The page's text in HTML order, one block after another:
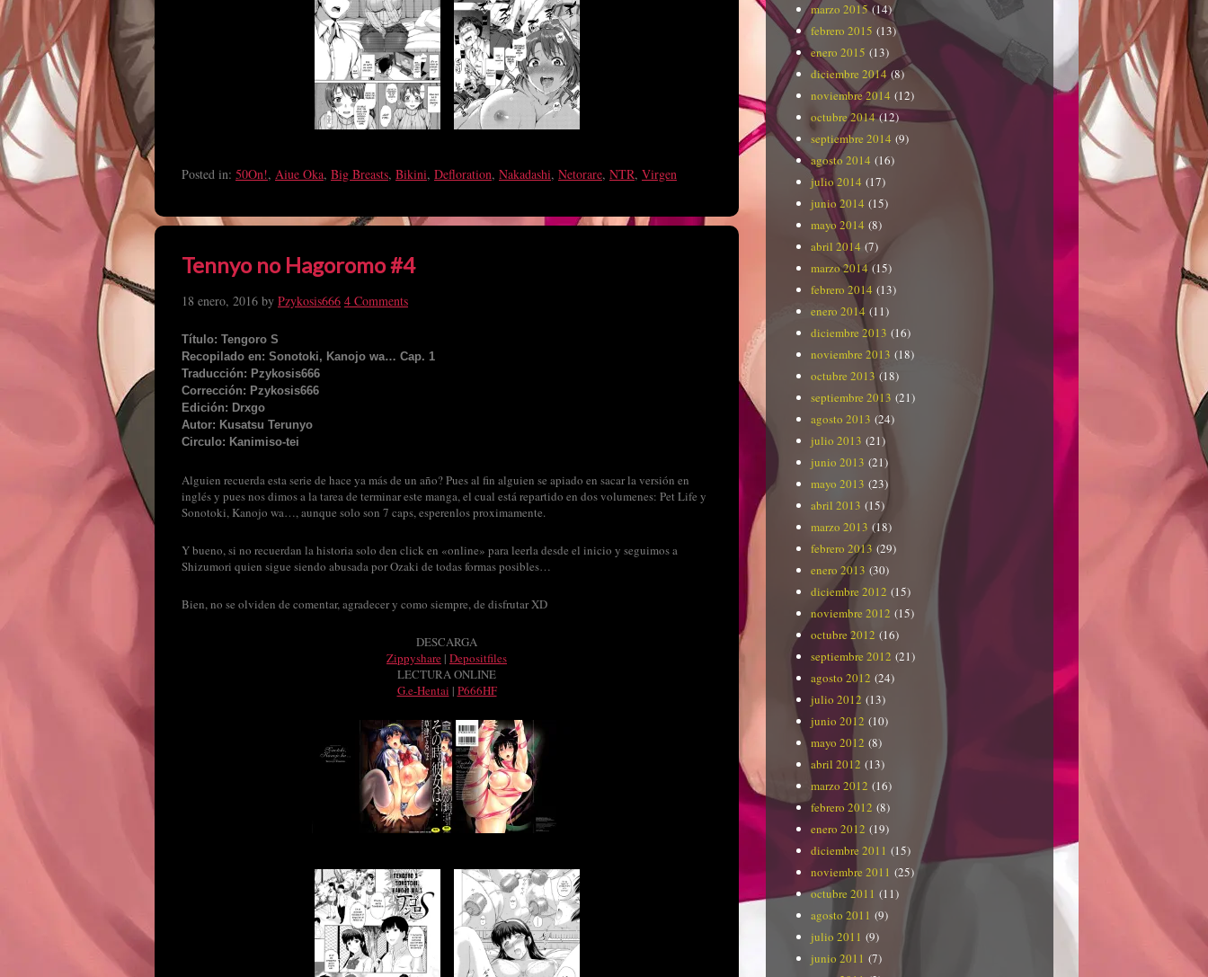
Posted in: 50On!, Aiue Oka, Big Breasts, Bikini, Defloration, Nakadashi, Netorare, NTR, Virgen
Tennyo no Hagoromo #4
18 enero, 2016 by Pzykosis666 4 Comments
Título: Tengoro S
Recopilado en: Sonotoki, Kanojo wa… Cap. 1
Traducción: Pzykosis666
Corrección: Pzykosis666
Edición: Drxgo
Autor: Kusatsu Terunyo
Circulo: Kanimiso-tei
Alguien recuerda esta serie de hace ya más de un año? Pues al fin alguien se apiado en sacar la versión en
inglés y pues nos dimos a la tarea de terminar este manga, el cual está repartido en dos volumenes: Pet Life y
Sonotoki, Kanojo wa…, aunque solo son 7 caps, esperenlos proximamente.
Y bueno, si no recuerdan la historia solo den click en «online» para leerla desde el inicio y seguimos a
Shizumori quien sigue siendo abusada por Ozaki de todas formas posibles…
Bien, no se olviden de comentar, agradecer y como siempre, de disfrutar XD
DESCARGA
Zippyshare | Depositfiles
LECTURA ONLINE
G.e-Hentai | P666HF
marzo 2015(14)
febrero 2015 (13)
enero 2015 (13)
diciembre 2014 (8)
noviembre 2014 (12)
octubre 2014(12)
septiembre 2014 (9)
agosto 2014 (16)
julio 2014 (17)
junio 2014 (15)
mayo 2014 (8)
abril 2014 (7)
marzo 2014 (15)
febrero 2014 (13)
enero 2014 (11)
diciembre 2013 (16)
noviembre 2013 (18)
octubre 2013 (18)
septiembre 2013 (21)
agosto 2013 (24)
julio 2013 (21)
junio 2013 (21)
mayo 2013 (23)
abril 2013 (15)
marzo 2013 (18)
febrero 2013 (29)
enero 2013 (30)
diciembre 2012 (15)
noviembre 2012 (15)
octubre 2012 (16)
septiembre 2012 (21)
agosto 2012 (24)
julio 2012 (13)
junio 2012 (10)
mayo 2012 (8)
abril 2012 (13)
marzo 2012 (16)
febrero 2012 (8)
enero 2012 (19)
diciembre 2011 (15)
noviembre 2011 (25)
octubre 2011 (11)
agosto 2011 (9)
julio 2011 (9)
junio 2011 (7)